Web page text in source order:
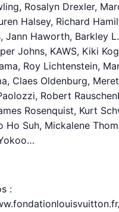
Rosalyn Drexler,
Halsey, Richard
Jann Haworth, Barkley L.
Johns, KAWS, Kiki
Roy Lichtenstein,
Claes Oldenburg,
Robert
Rosenquist, Kurt
Ho Suh, Mickalene
: